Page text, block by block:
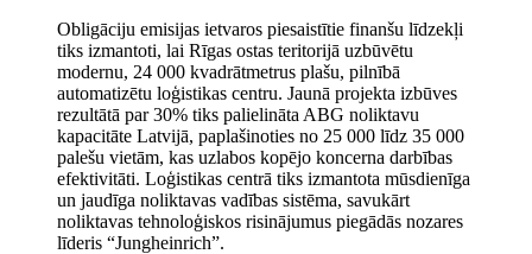
Obligāciju emisijas ietvaros piesaistītie finanšu līdzekļi
tiks izmantoti, lai Rīgas ostas teritorijā uzbūvētu
modernu, 24 000 kvadrātmetrus plašu, pilnībā
automatizētu loģistikas centru. Jaunā projekta izbūves
rezultātā par 30% tiks palielināta ABG noliktavu
kapacitāte Latvijā, paplašinoties no 25 000 līdz 35 000
palešu vietām, kas uzlabos kopējo koncerna darbības
efektivitāti. Loģistikas centrā tiks izmantota mūsdienīga
un jaudīga noliktavas vadības sistēma, savukārt
noliktavas tehnoloģiskos risinājumus piegādās nozares
līderis “Jungheinrich”.